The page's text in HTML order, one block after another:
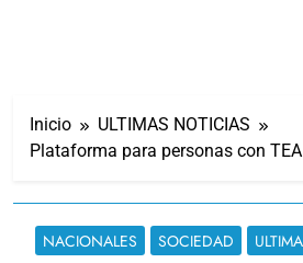
Inicio
ULTIMAS NOTICIAS
Plataforma para personas con TEA
NACIONALES SOCIEDAD